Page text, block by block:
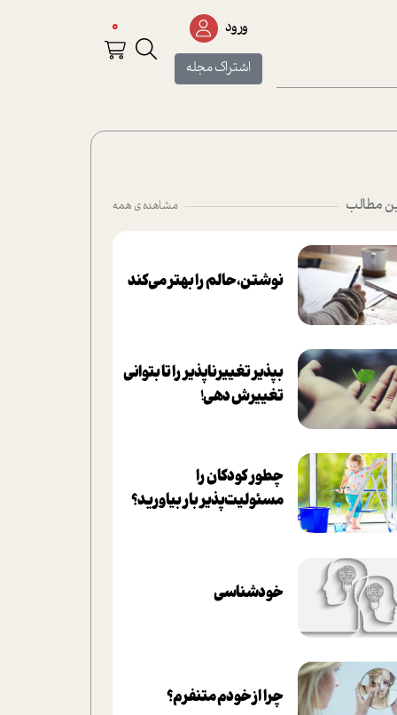
ورود
اشتراک مجله
0
مطالب مشاهده ی همه
نوشتن، حالم را بهتر می‌کند
بپذير تغييرناپذير را تا بتواني
تغييرش دهي!‏
چطور کودکان را
مسئولیت‌پذیر بار بیاورید؟
خودشناسی
چرا از خودم متنفرم؟